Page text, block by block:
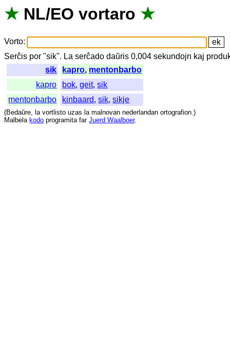
★ NL/EO vortaro ★
Vorto:
Serĉis por "sik". La serĉado daŭris 0,004sekundojn kaj
sik
kapro, mentonbarbo
kapro
bok,geit,sik
mentonbarbo
kinbaard,sik,sikje
(Bedaŭre, la vortlisto uzas la malnovan nederlandan ortografion.)
Malbela kodo programita far Juerd Waalboer.